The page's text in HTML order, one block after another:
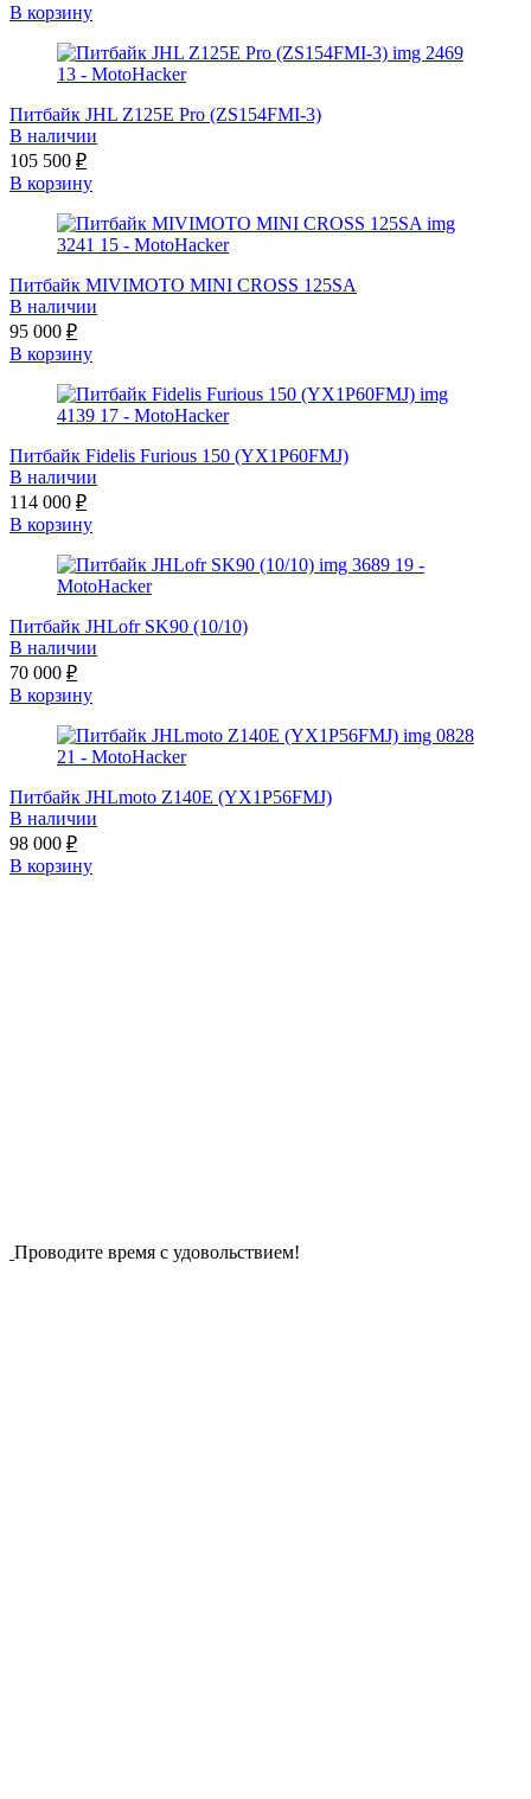
В корзину
Питбайк JHL Z125E Pro (ZS154FMI-3)
В наличии
105 500 ₽
В корзину
Питбайк MIVIMOTO MINI СROSS 125SA
В наличии
95 000 ₽
В корзину
Питбайк Fidelis Furious 150 (YX1P60FMJ)
В наличии
114 000 ₽
В корзину
Питбайк JHLofr SK90 (10/10)
В наличии
70 000 ₽
В корзину
Питбайк JHLmoto Z140E (YX1P56FMJ)
В наличии
98 000 ₽
В корзину
Проводите время с удовольствием!